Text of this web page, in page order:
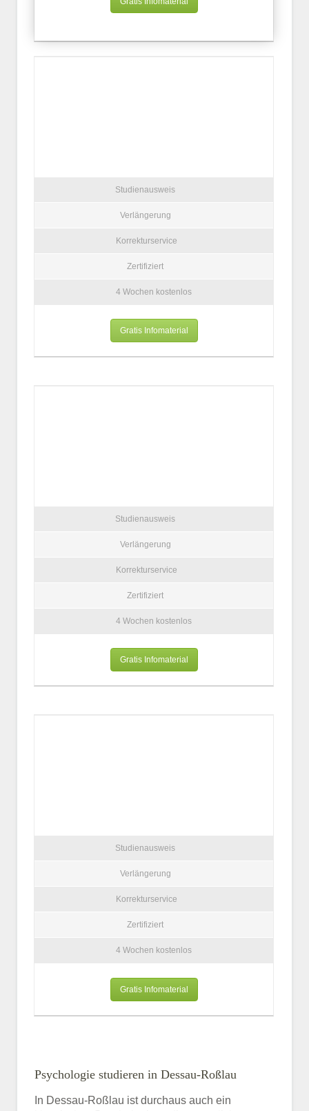
Studienausweis
Verlängerung
Korrekturservice
Zertifiziert
4 Wochen kostenlos
Gratis Infomaterial
Studienausweis
Verlängerung
Korrekturservice
Zertifiziert
4 Wochen kostenlos
Gratis Infomaterial
Studienausweis
Verlängerung
Korrekturservice
Zertifiziert
4 Wochen kostenlos
Gratis Infomaterial
Psychologie studieren in Dessau-Roßlau
In Dessau-Roßlau ist durchaus auch ein